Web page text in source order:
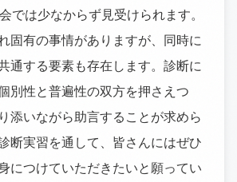
では少なからず見受けられます。
固有の事情がありますが、同時に
通する要素も存在します。診断に
別性と普遍性の双方を押さえつ
添いながら助言することが求めら
断実習を通して、皆さんにはぜひ
につけていただきたいと願ってい